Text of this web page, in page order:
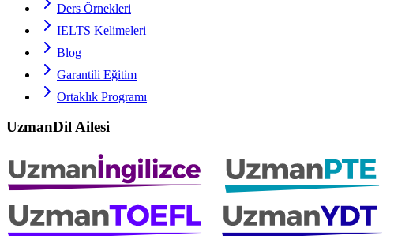
Ders Örnekleri
IELTS Kelimeleri
Blog
Garantili Eğitim
Ortaklık Programı
UzmanDil Ailesi